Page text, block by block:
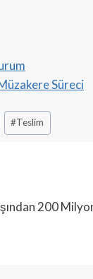
Süreci
#Teslim
200